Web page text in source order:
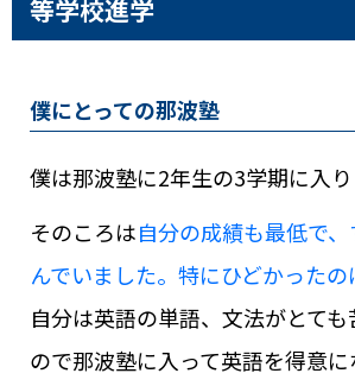
等学校進学
僕にとっての那波塾
僕は那波塾に2年生の3学期に入り
そのころは自分の成績も最低で
んでいました。特にひどかったの
自分は英語の単語、文法がとて
ので那波塾に入って英語を得意